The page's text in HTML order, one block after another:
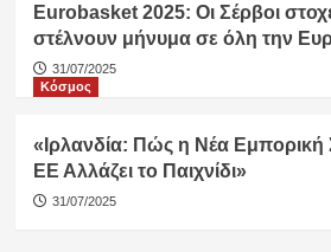
Eurobasket 2025: Οι Σέρβοι
στέλνουν μήνυμα σε όλη την
31/07/2025
Κόσμος
«Ιρλανδία: Πώς η Νέα
ΕΕ Αλλάζει το Παιχνίδι»
31/07/2025